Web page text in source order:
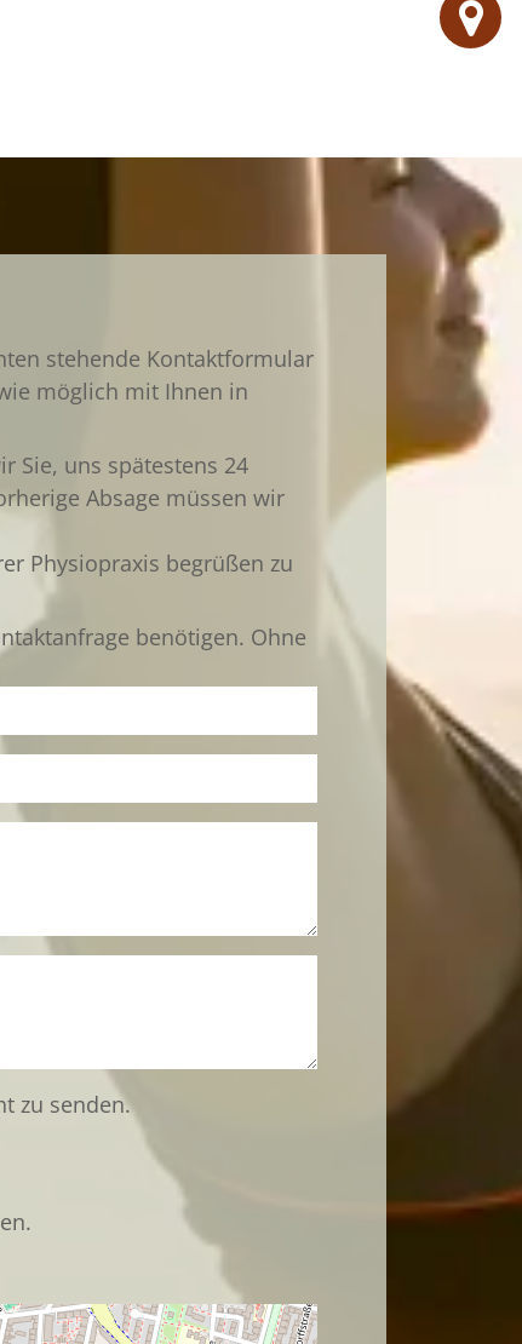
stehende Kontaktformular
möglich mit Ihnen in
Sie, uns spätestens 24
Absage müssen wir
Physiopraxis begrüßen zu
benötigen. Ohne
zu senden.